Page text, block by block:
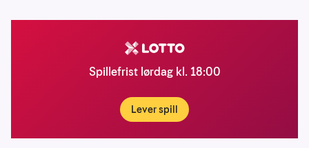
Spillefrist lørdag kl. 18:00
Lever spill